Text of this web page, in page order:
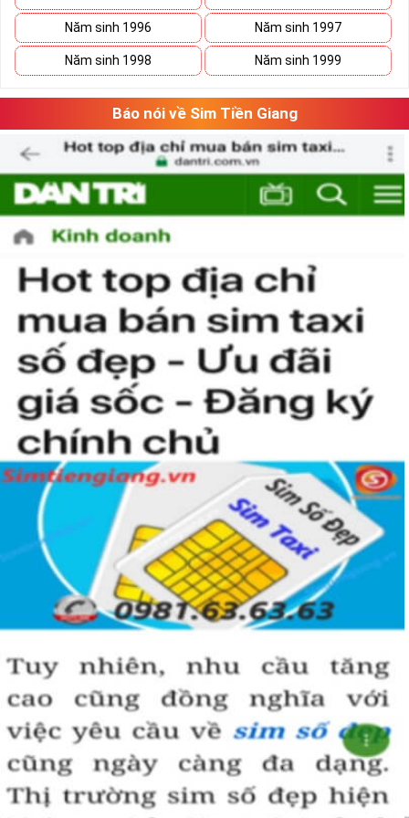
lúcthănglúctrầmnhưng họ sẽ tìm thấy con đường phát triển vững
bền của mình.
Tại sao nên sở hữu sim ngũ quý 5?
Sim ngũ quý 5 được nhiều người quan tâm vì con số 5 được
coi là số của Phúc, của Vàng, của Vua nên được nhiều người
yêu thích và chọn lựa.
Vì vậy
sim số đẹpđuôi 55555thể hiện được ước vọng về sự
hoà hợp, bình an, sinh sôi, làm việc gì cũng thuận lợi và tiến
đến vị trí cao nhất. Số 5 là con số của đời người, thể hiện sự
bình yên, hạnh phúc.
+ Khi nhìn vào số
sim ngũ quý 5
của bạn, người ta sẽ biết được bạn
là người cẩn thận, là người có địa vị và thành công trong cuộc
sống.
+ Khi sử dụng
sim số đẹp đuôi 55555để kinh doanh, làm ăn sẽ tạo
dựng được niềm tin, sự tin tưởng với đối tác,…
+ Sử dụngsim ngũ quý 5cũng giúp bạn tự tin hơn trong cuộc
sống, với các mối quan hệ xã hội khác.
Những phân tích chuyên sâu về ý nghĩa của dòng
sim ngũ
quý 5 xét theo nhiều khía cạch, đã đủ trả lời cho câu hỏi “Lý
do nên sở hữu sim ngũ quý 5 này
, Có thể khẳng định, đây là
dòng sim số đẹp được khuyên dùng cho giới làm ăn, kinh
doanh, dân công chức, văn phòng thậm chí là các doanh
nhân thành đạt.
Hướng dẫn mua Sim Ngũ Quý 5 tại
Năm sinh 1996 Năm sinh 1997
Năm sinh 1998 Năm sinh 1999
Báo nói về Sim Tiền Giang